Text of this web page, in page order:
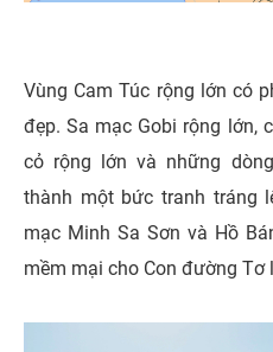
Vùng Cam Túc rộng lớn có
đẹp. Sa mạc Gobi rộng lớn,
cỏ rộng lớn và những
thành một bức tranh tráng
mạc Minh Sa Sơn và Hồ
mềm mại cho Con đường Tơ